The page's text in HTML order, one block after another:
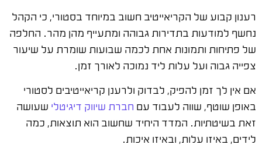
רענון קבוע של הקריאייטיב חשוב במיוחד בסטורי, כי הקהל
נחשף למודעות בתדירות גבוהה ומתעייף מהן מהר. החלפה
של פתיחות ותמונות אחת לכמה שבועות שומרת על שיעור
צפייה גבוה ועל עלות ליד נמוכה לאורך זמן.
אם אין לך זמן להפיק, לבדוק ולרענן קריאייטיבים לסטורי
באופן שוטף, שווה לעבוד עם חברת שיווק דיגיטלי שעושה
זאת בשיטתיות. המדד היחיד שחשוב הוא תוצאות, כמה
לידים, באיזו עלות, ובאיזו איכות.